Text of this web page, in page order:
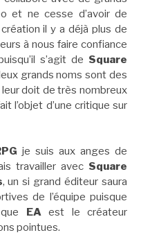
et ne cesse d’avoir de
il y a déjà plus de
à nous faire confiance
s’agit de Square
grands noms sont des
doit de très nombreux
l’objet d’une critique sur
je suis aux anges de
travailler avec Square
, un si grand éditeur saura
de l’équipe puisque
EAest le créateur
pointues.